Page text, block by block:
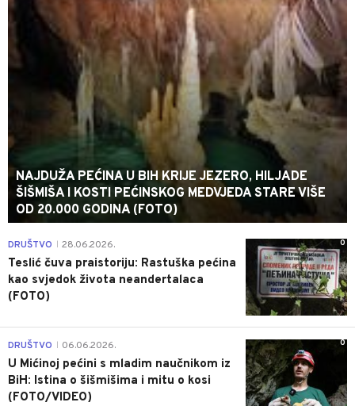
NAJDUŽA PEĆINA U BIH KRIJE JEZERO, HILJADE
ŠIŠMIŠA I KOSTI PEĆINSKOG MEDVJEDA STARE VIŠE
OD 20.000 GODINA (FOTO)
0
DRUŠTVO 28.06.2026.
Teslić čuva praistoriju: Rastuška pećina
kao svjedok života neandertalaca
(FOTO)
0
DRUŠTVO 06.06.2026.
U Mićinoj pećini s mladim naučnikom iz
BiH: Istina o šišmišima i mitu o kosi
(FOTO/VIDEO)